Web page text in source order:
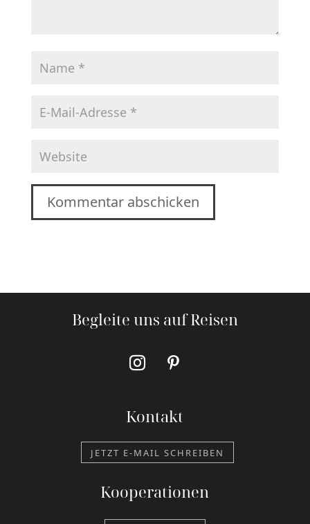
Kommentar abschicken
Begleite uns auf Reisen
Kontakt
JETZT E-MAIL SCHREIBEN
Kooperationen